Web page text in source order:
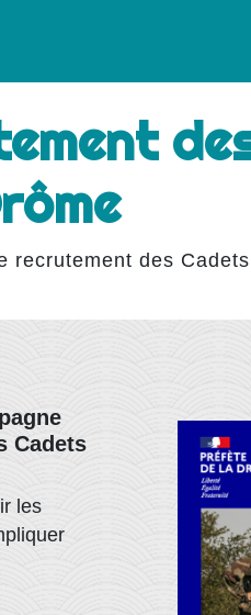
recrutement des
Cadets
les